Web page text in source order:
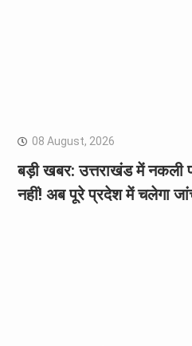
08 August, 2026
बड़ी खबर: उत्तराखंड में नकली
नहीं! अब पूरे प्रदेश में चलेगा